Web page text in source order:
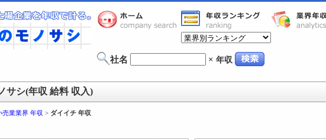
社名 × 年収
サシ(年収 給料 収入)
売業業界 年収 > ダイイチ 年収